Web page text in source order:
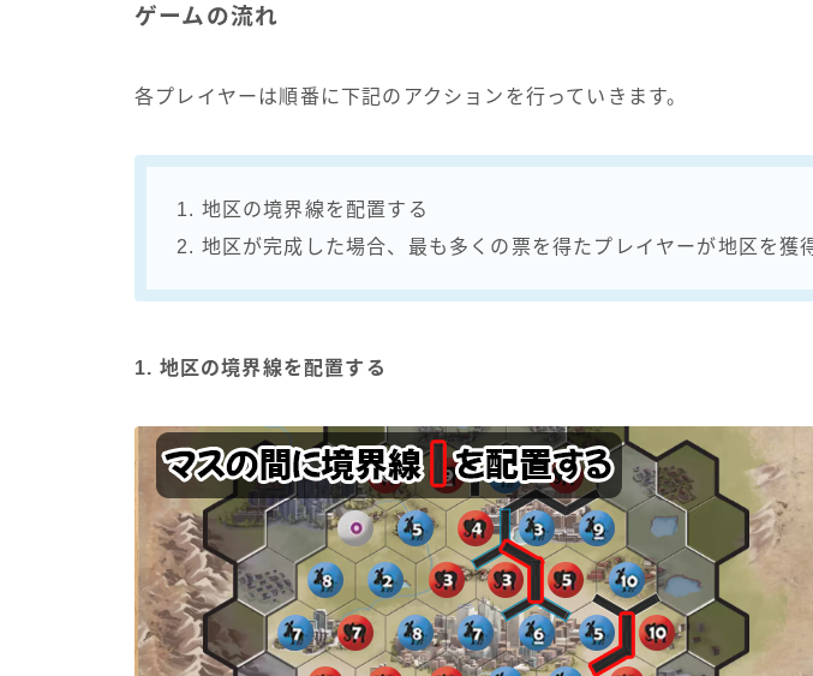
ゲームの流れ
各プレイヤーは順番に下記のアクションを行っていきます。
1. 地区の境界線を配置する
2. 地区が完成した場合、最も多くの票を得たプレイヤーが地区を獲
1. 地区の境界線を配置する